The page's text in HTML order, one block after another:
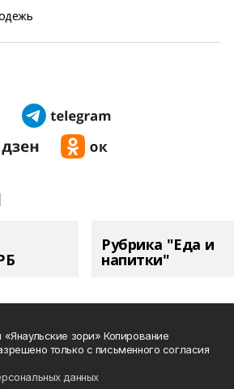
Рубрика "Еда и
напитки"
зори» Копирование
только с письменного согласия
данных